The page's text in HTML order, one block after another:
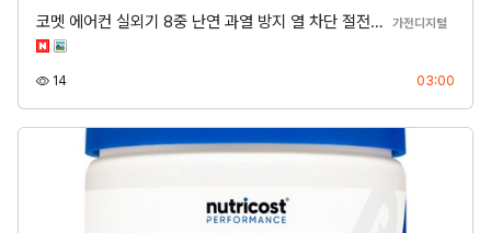
코멧 에어컨 실외기 8중 난연 과열 방지 열 차단 절전… 가전디지털
14조회 03:00